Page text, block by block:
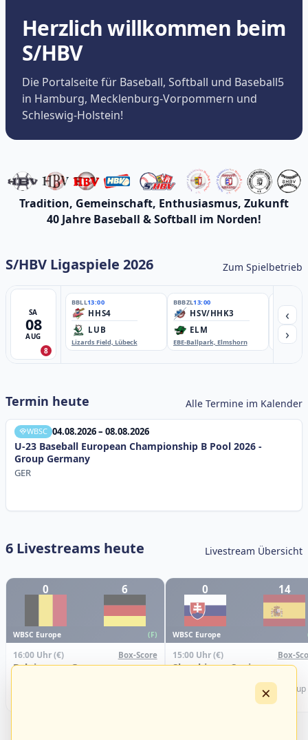
Herzlich willkommen beim
S/HBV
Die Portalseite für Baseball, Softball und Baseball5
in Hamburg, Mecklenburg-Vorpommern und
Schleswig-Holstein!
Tradition, Gemeinschaft, Enthusiasmus, Zukunft
40 Jahre Baseball & Softball im Norden!
S/HBV Ligaspiele 2026 Zum Spielbetrieb
SA
08
AUG
8
BBLL13:00
HHS4
LUB
Lizards Field, Lübeck
BBBZL13:00
HSV/HHK3
ELM
EBE-Ballpark, Elmshorn
‹
›
Termin heute Alle Termine im Kalender
WBSC 04.08.2026 – 08.08.2026
U-23 Baseball European Championship B Pool 2026 -
Group Germany
GER
6 Livestreams heute Livestream Übersicht
0 6
WBSC Europe (F)
16:00 Uhr(€) Box-Score
Belgium vs. Germany
0 14
WBSC Europe
15:00 Uhr(€) Box-
Slovakia vs. Spain
Championship B Pool 2026 - Group
×